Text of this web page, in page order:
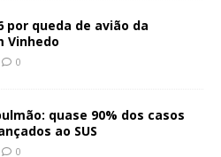
por queda de avião da
Vinhedo
0
quase 90% dos casos
ao SUS
0